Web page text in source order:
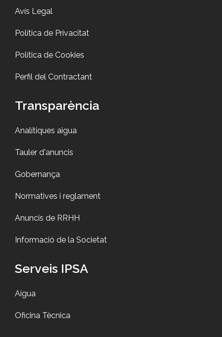
Avís Legal
Política de Privacitat
Política de Cookies
Perfil del Contractant
Transparència
Analítiques aigua
Tauler d'anuncis
Gobernança
Normatives i reglament
Anuncis de RRHH
Informació de la Societat
Serveis IPSA
Aigua
Oficina Tècnica